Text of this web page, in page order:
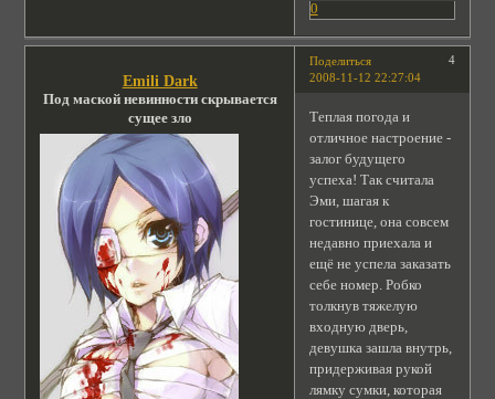
0
Поделиться
4
2008-11-12 22:27:04
Emili Dark
Под маской невинности скрывается
сущее зло
Теплая погода и
отличное настроение -
залог будущего
успеха! Так считала
Эми, шагая к
гостинице, она совсем
недавно приехала и
ещё не успела заказать
себе номер. Робко
толкнув тяжелую
входную дверь,
девушка зашла внутрь,
придерживая рукой
лямку сумки, которая